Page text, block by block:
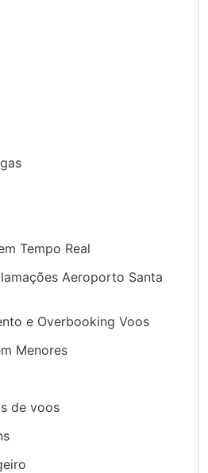
Tempo Real
Aeroporto Santa
e Overbooking Voos
Menores
de voos